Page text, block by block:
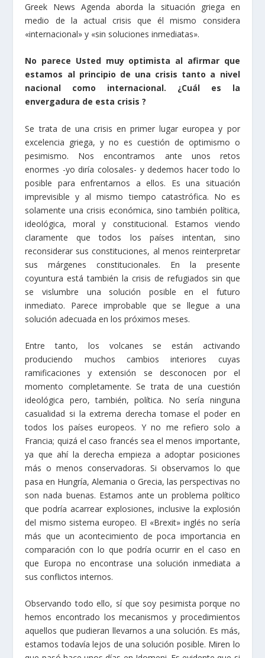
Greek News Agenda aborda la situación griega en
medio de la actual crisis que él mismo considera
«internacional» y «sin soluciones inmediatas».
No parece Usted muy optimista al afirmar que
estamos al principio de una crisis tanto a nivel
nacional como internacional. ¿Cuál es la
envergadura de esta crisis ?
Se trata de una crisis en primer lugar europea y por
excelencia griega, y no es cuestión de optimismo o
pesimismo. Nos encontramos ante unos retos
enormes -yo diría colosales- y dedemos hacer todo lo
posible para enfrentarnos a ellos. Es una situación
imprevisible y al mismo tiempo catastrófica. No es
solamente una crisis económica, sino también política,
ideológica, moral y constitucional. Estamos viendo
claramente que todos los países intentan, sino
reconsiderar sus constituciones, al menos reinterpretar
sus márgenes constitucionales. En la presente
coyuntura está también la crisis de refugiados sin que
se vislumbre una solución posible en el futuro
inmediato. Parece improbable que se llegue a una
solución adecuada en los próximos meses.
Entre tanto, los volcanes se están activando
produciendo muchos cambios interiores cuyas
ramificaciones y extensión se desconocen por el
momento completamente. Se trata de una cuestión
ideológica pero, también, política. No sería ninguna
casualidad si la extrema derecha tomase el poder en
todos los países europeos. Y no me refiero solo a
Francia; quizá el caso francés sea el menos importante,
ya que ahí la derecha empieza a adoptar posiciones
más o menos conservadoras. Si observamos lo que
pasa en Hungría, Alemania o Grecia, las perspectivas no
son nada buenas. Estamos ante un problema político
que podría acarrear explosiones, inclusive la explosión
del mismo sistema europeo. El «Brexit» inglés no sería
más que un acontecimiento de poca importancia en
comparación con lo que podría ocurrir en el caso en
que Europa no encontrase una solución inmediata a
sus conflictos internos.
Observando todo ello, sí que soy pesimista porque no
hemos encontrado los mecanismos y procedimientos
aquellos que pudieran llevarnos a una solución. Es más,
estamos todavía lejos de una solución posible. Miren lo